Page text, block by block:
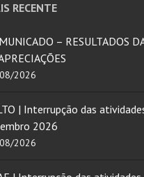
RECENTE
– RESULTADOS
2026
| Interrupção das
2026
2026